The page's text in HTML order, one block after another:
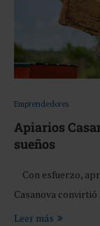
Emprendedores
Apiarios
sueños
Con esfuerzo,
Casanova
Leer más